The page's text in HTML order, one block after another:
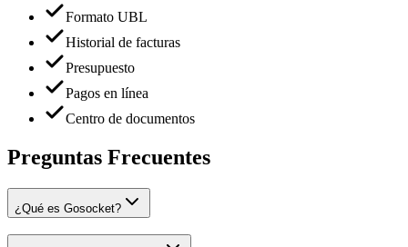
Formato UBL
Historial de facturas
Presupuesto
Pagos en línea
Centro de documentos
Preguntas Frecuentes
¿Qué es Gosocket?